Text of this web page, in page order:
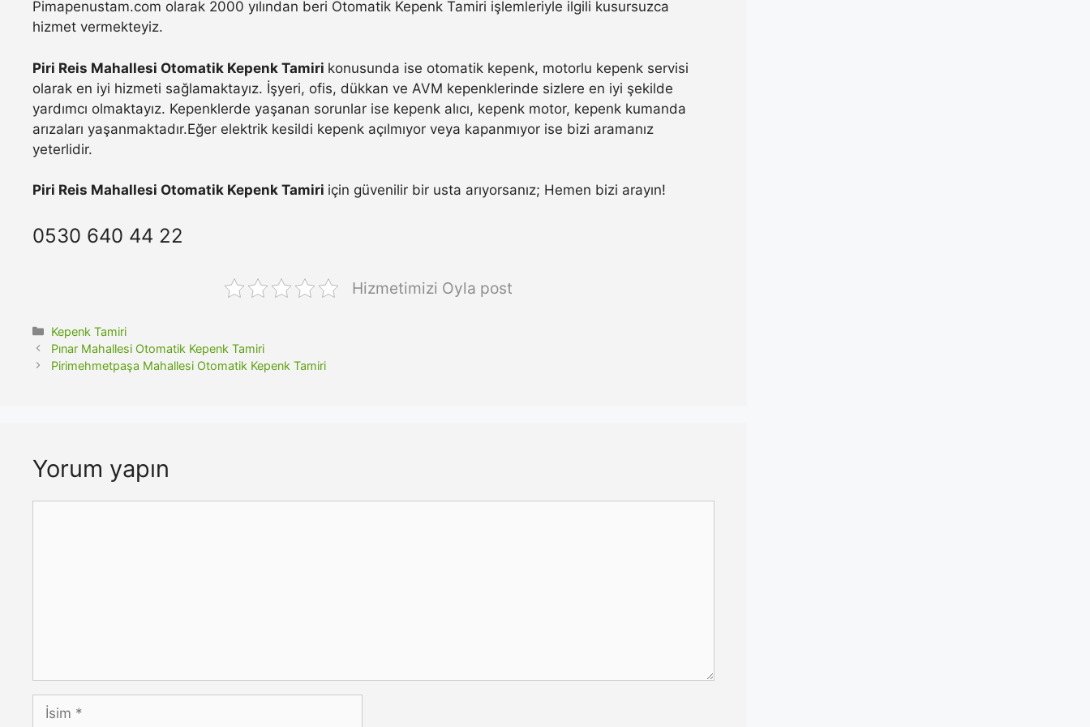
Pimapenustam.com olarak 2000 yılından beri Otomatik Kepenk Tamiri işlemleriyle ilgili kusursuzca
hizmet vermekteyiz.
Piri Reis Mahallesi Otomatik Kepenk Tamiri konusunda ise otomatik kepenk, motorlu kepenk servisi
olarak en iyi hizmeti sağlamaktayız. İşyeri, ofis, dükkan ve AVM kepenklerinde sizlere en iyi şekilde
yardımcı olmaktayız. Kepenklerde yaşanan sorunlar ise kepenk alıcı, kepenk motor, kepenk kumanda
arızaları yaşanmaktadır.Eğer elektrik kesildi kepenk açılmıyor veya kapanmıyor ise bizi aramanız
yeterlidir.
Piri Reis Mahallesi Otomatik Kepenk Tamiri için güvenilir bir usta arıyorsanız; Hemen bizi arayın!
0530 640 44 22
Hizmetimizi Oyla post
Kategoriler
Kepenk Tamiri
Pınar Mahallesi Otomatik Kepenk Tamiri
Pirimehmetpaşa Mahallesi Otomatik Kepenk Tamiri
Yorum yapın
İsim